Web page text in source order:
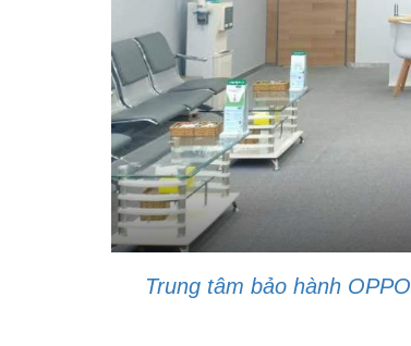
Trung tâm bảo hành OPPO